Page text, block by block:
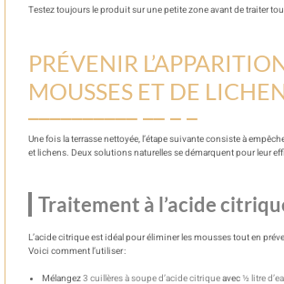
Testez toujours le produit sur une petite zone avant de traiter
PRÉVENIR
MOUSSES ET DE
Une fois la terrasse nettoyée, l’étape suivante consiste à
et lichens. Deux solutions naturelles se démarquent pour leur
Traitement à l’acide
L’acide citrique est idéal pour éliminer les mousses tout en
Voici comment l’utiliser :
Mélangez3 cuillères à soupe d’acide citriqueavec ½ litre